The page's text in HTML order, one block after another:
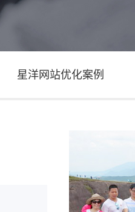
星洋网站优化案例